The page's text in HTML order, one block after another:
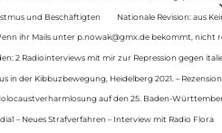
und Beschäftigten Nationale Revision: aus
ihr Mails unter p.nowak@gmx.de bekommt, nicht
2 Radiointerviews mit mir zur Repression gegen
in der Kibbuzbewegung, Heidelberg 2021. –
auf den 25. Baden-
– Neues Strafverfahren – Interview mit Radio Flora